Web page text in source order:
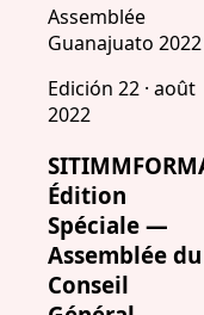
Assemblée
Guanajuato 2022
Edición 22 · août
2022
Édition
Spéciale —
Assemblée du
Conseil